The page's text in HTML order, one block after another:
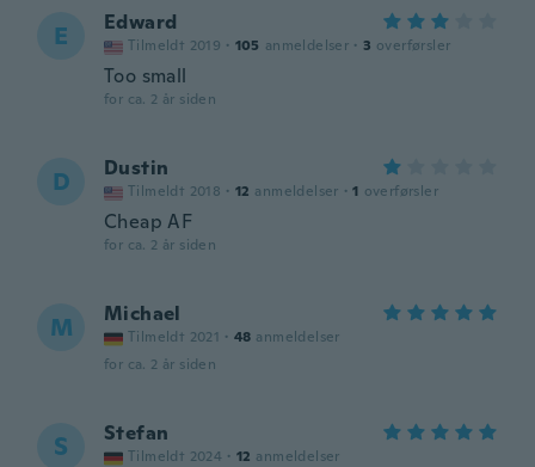
E Edward
Tilmeldt 2019 · 105 anmeldelser · 3 overførsler
Too small
for ca. 2 år siden
D Dustin
Tilmeldt 2018 · 12 anmeldelser · 1 overførsler
Cheap AF
for ca. 2 år siden
M Michael
Tilmeldt 2021 · 48 anmeldelser
for ca. 2 år siden
S Stefan
Tilmeldt 2024 · 12 anmeldelser